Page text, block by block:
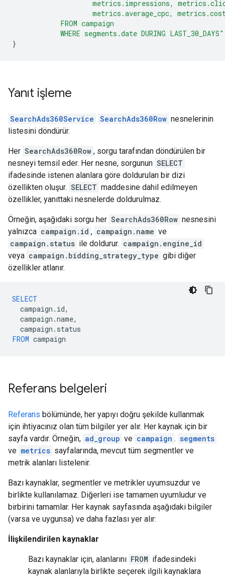
metrics.impressions,
metrics.average_cpc,
            FROM campaign
            WHERE segments.date DURING LAST_30_DAYS"
}
Yanıt işleme
SearchAds360Service SearchAds360Row nesnelerinin
listesini döndürür.
Her SearchAds360Row , sorgu tarafından döndürülen bir
nesneyi temsil eder. Her nesne, sorgunun SELECT
ifadesinde istenen alanlara göre doldurulan bir dizi
özellikten oluşur. SELECT maddesine dahil edilmeyen
özellikler, yanıttaki nesnelerde doldurulmaz.
Örneğin, aşağıdaki sorgu her SearchAds360Row nesnesini
yalnızca campaign.id , campaign.name ve
campaign.status ile doldurur. campaign.engine_id
veya campaign.bidding_strategy_type gibi diğer
özellikler atlanır.
SELECT
campaign . id,
campaign .name,
campaign . status
FROM campaign
Referans belgeleri
Referans bölümünde, her yapıyı doğru şekilde kullanmak
için ihtiyacınız olan tüm bilgiler yer alır. Her kaynak için bir
sayfa vardır. Örneğin, ad_group ve campaign . segments
ve metrics sayfalarında, mevcut tüm segmentler ve
metrik alanları listelenir.
Bazı kaynaklar, segmentler ve metrikler uyumsuzdur ve
birlikte kullanılamaz. Diğerleri ise tamamen uyumludur ve
birbirini tamamlar. Her kaynak sayfasında aşağıdaki bilgiler
(varsa ve uygunsa) ve daha fazlası yer alır:
İlişkilendirilen kaynaklar
Bazı kaynaklar için, alanlarını FROM ifadesindeki
kaynak alanlarıyla birlikte seçerek ilgili kaynaklara